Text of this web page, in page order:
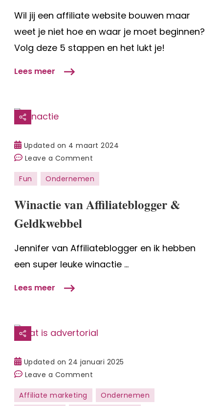
Wil jij een affiliate website bouwen maar
weet je niet hoe en waar je moet beginnen?
Volg deze 5 stappen en het lukt je!
Lees meer
Updated on 4 maart 2024
Leave a Comment
Winactie
van
&
Fun Ondernemen
Winactie van Affiliateblogger &
Geldkwebbel
Jennifer van Affiliateblogger en ik hebben
een super leuke winactie …
Lees meer
Updated on24 januari 2025
Leave a Comment
Wat
is
Affiliate marketing
Ondernemen